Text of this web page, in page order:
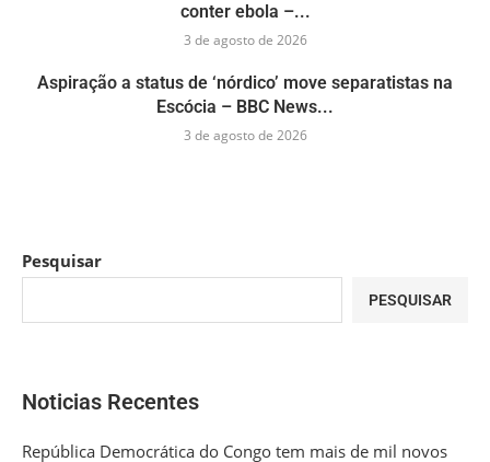
conter ebola –...
3 de agosto de 2026
Aspiração a status de ‘nórdico’ move separatistas na
Escócia – BBC News...
3 de agosto de 2026
Pesquisar
PESQUISAR
Noticias Recentes
República Democrática do Congo tem mais de mil novos